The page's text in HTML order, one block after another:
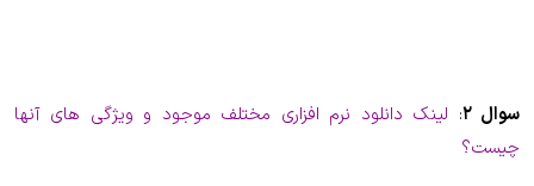
سوال 2 : لینک دانلود نرم افزاری مختلف موجود و ویژگی های آنها
چیست؟